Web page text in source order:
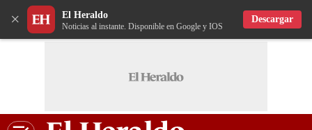
× El Heraldo
Noticias al instante. Disponible en Google y IOS
Descargar